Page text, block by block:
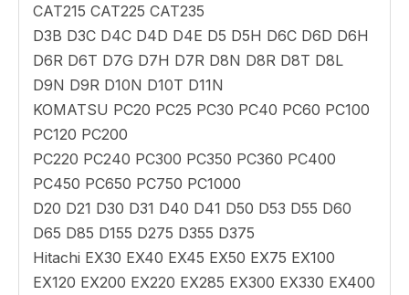
CAT215 CAT225 CAT235
D3B D3C D4C D4D D4E D5 D5H D6C D6D D6H
D6R D6T D7G D7H D7R D8N D8R D8T D8L
D9N D9R D10N D10T D11N
KOMATSU PC20 PC25 PC30 PC40 PC60 PC100
PC120 PC200
PC220 PC240 PC300 PC350 PC360 PC400
PC450 PC650 PC750 PC1000
D20 D21 D30 D31 D40 D41 D50 D53 D55 D60
D65 D85 D155 D275 D355 D375
Hitachi EX30 EX40 EX45 EX50 EX75 EX100
EX120 EX200 EX220 EX285 EX300 EX330 EX400